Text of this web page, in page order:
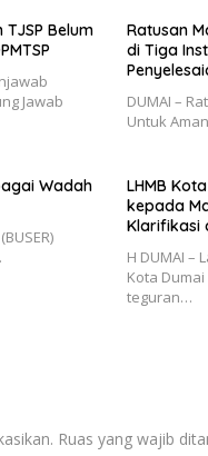
Belum
Jawab
Ratusan
di Tiga
DUMAI –
Untuk
Wadah
LHMB
kepada
Klarifikasi
H DUMAI –
Kota
teguran…
Ruas yang wajib